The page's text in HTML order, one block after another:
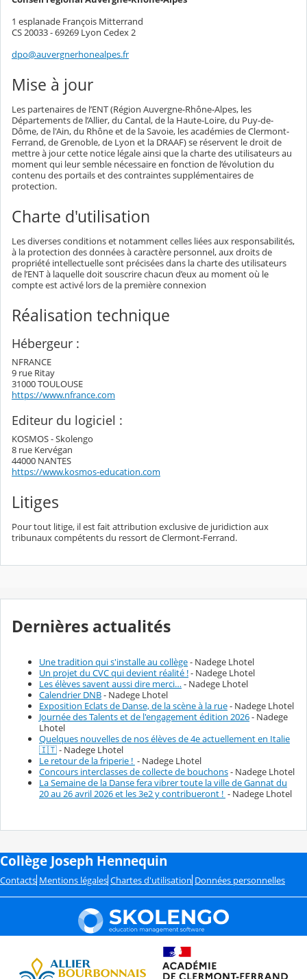
1 esplanade François Mitterrand
CS 20033 - 69269 Lyon Cedex 2
dpo@auvergnerhonealpes.fr
Mise à jour
Les partenaires de l’ENT (Région Auvergne-Rhône-Alpes, les
Départements de l’Allier, du Cantal, de la Haute-Loire, du Puy-de-
Dôme, de l'Ain, du Rhône et de la Savoie, les académies de Clermont-
Ferrand, de Grenoble, de Lyon et la DRAAF) se réservent le droit de
mettre à jour cette notice légale ainsi que la charte des utilisateurs au
moment qui leur semble nécessaire en fonction de l’évolution du
contenu des portails et des contraintes supplémentaires de
protection.
Charte d'utilisation
Les diverses conditions et notamment celles liées aux responsabilités,
à la protection des données à caractère personnel, aux droits de
propriété intellectuelle sont précisées dans la charte des utilisateurs
de l’ENT à laquelle doit souscrire chacun d’eux au moment où le
compte est activé lors de la première connexion
Réalisation technique
Hébergeur :
NFRANCE
9 rue Ritay
31000 TOULOUSE
https://www.nfrance.com
Editeur du logiciel :
KOSMOS - Skolengo
8 rue Kervégan
44000 NANTES
https://www.kosmos-education.com
Litiges
Pour tout litige, il est fait attribution exclusive de juridiction aux
tribunaux compétents du ressort de Clermont-Ferrand.
Dernières actualités
Une tradition qui s'installe au collège- Nadege Lhotel
Un projet du CVC qui devient réalité !- Nadege Lhotel
Les élèves savent aussi dire merci…- Nadege Lhotel
Calendrier DNB- Nadege Lhotel
Exposition Eclats de Danse, de la scène à la rue- Nadege Lhotel
Journée des Talents et de l'engagement édition 2026- Nadege
Lhotel
Quelques nouvelles de nos élèves de 4e actuellement en Italie
🇮🇹- Nadege Lhotel
Le retour de la friperie ! - Nadege Lhotel
Concours interclasses de collecte de bouchons- Nadege Lhotel
La Semaine de la Danse fera vibrer toute la ville de Gannat du
20 au 26 avril 2026 et les 3e2 y contribueront ! - Nadege Lhotel
Collège Joseph Hennequin
Contacts Mentions légales Chartes d'utilisation Données personnelles